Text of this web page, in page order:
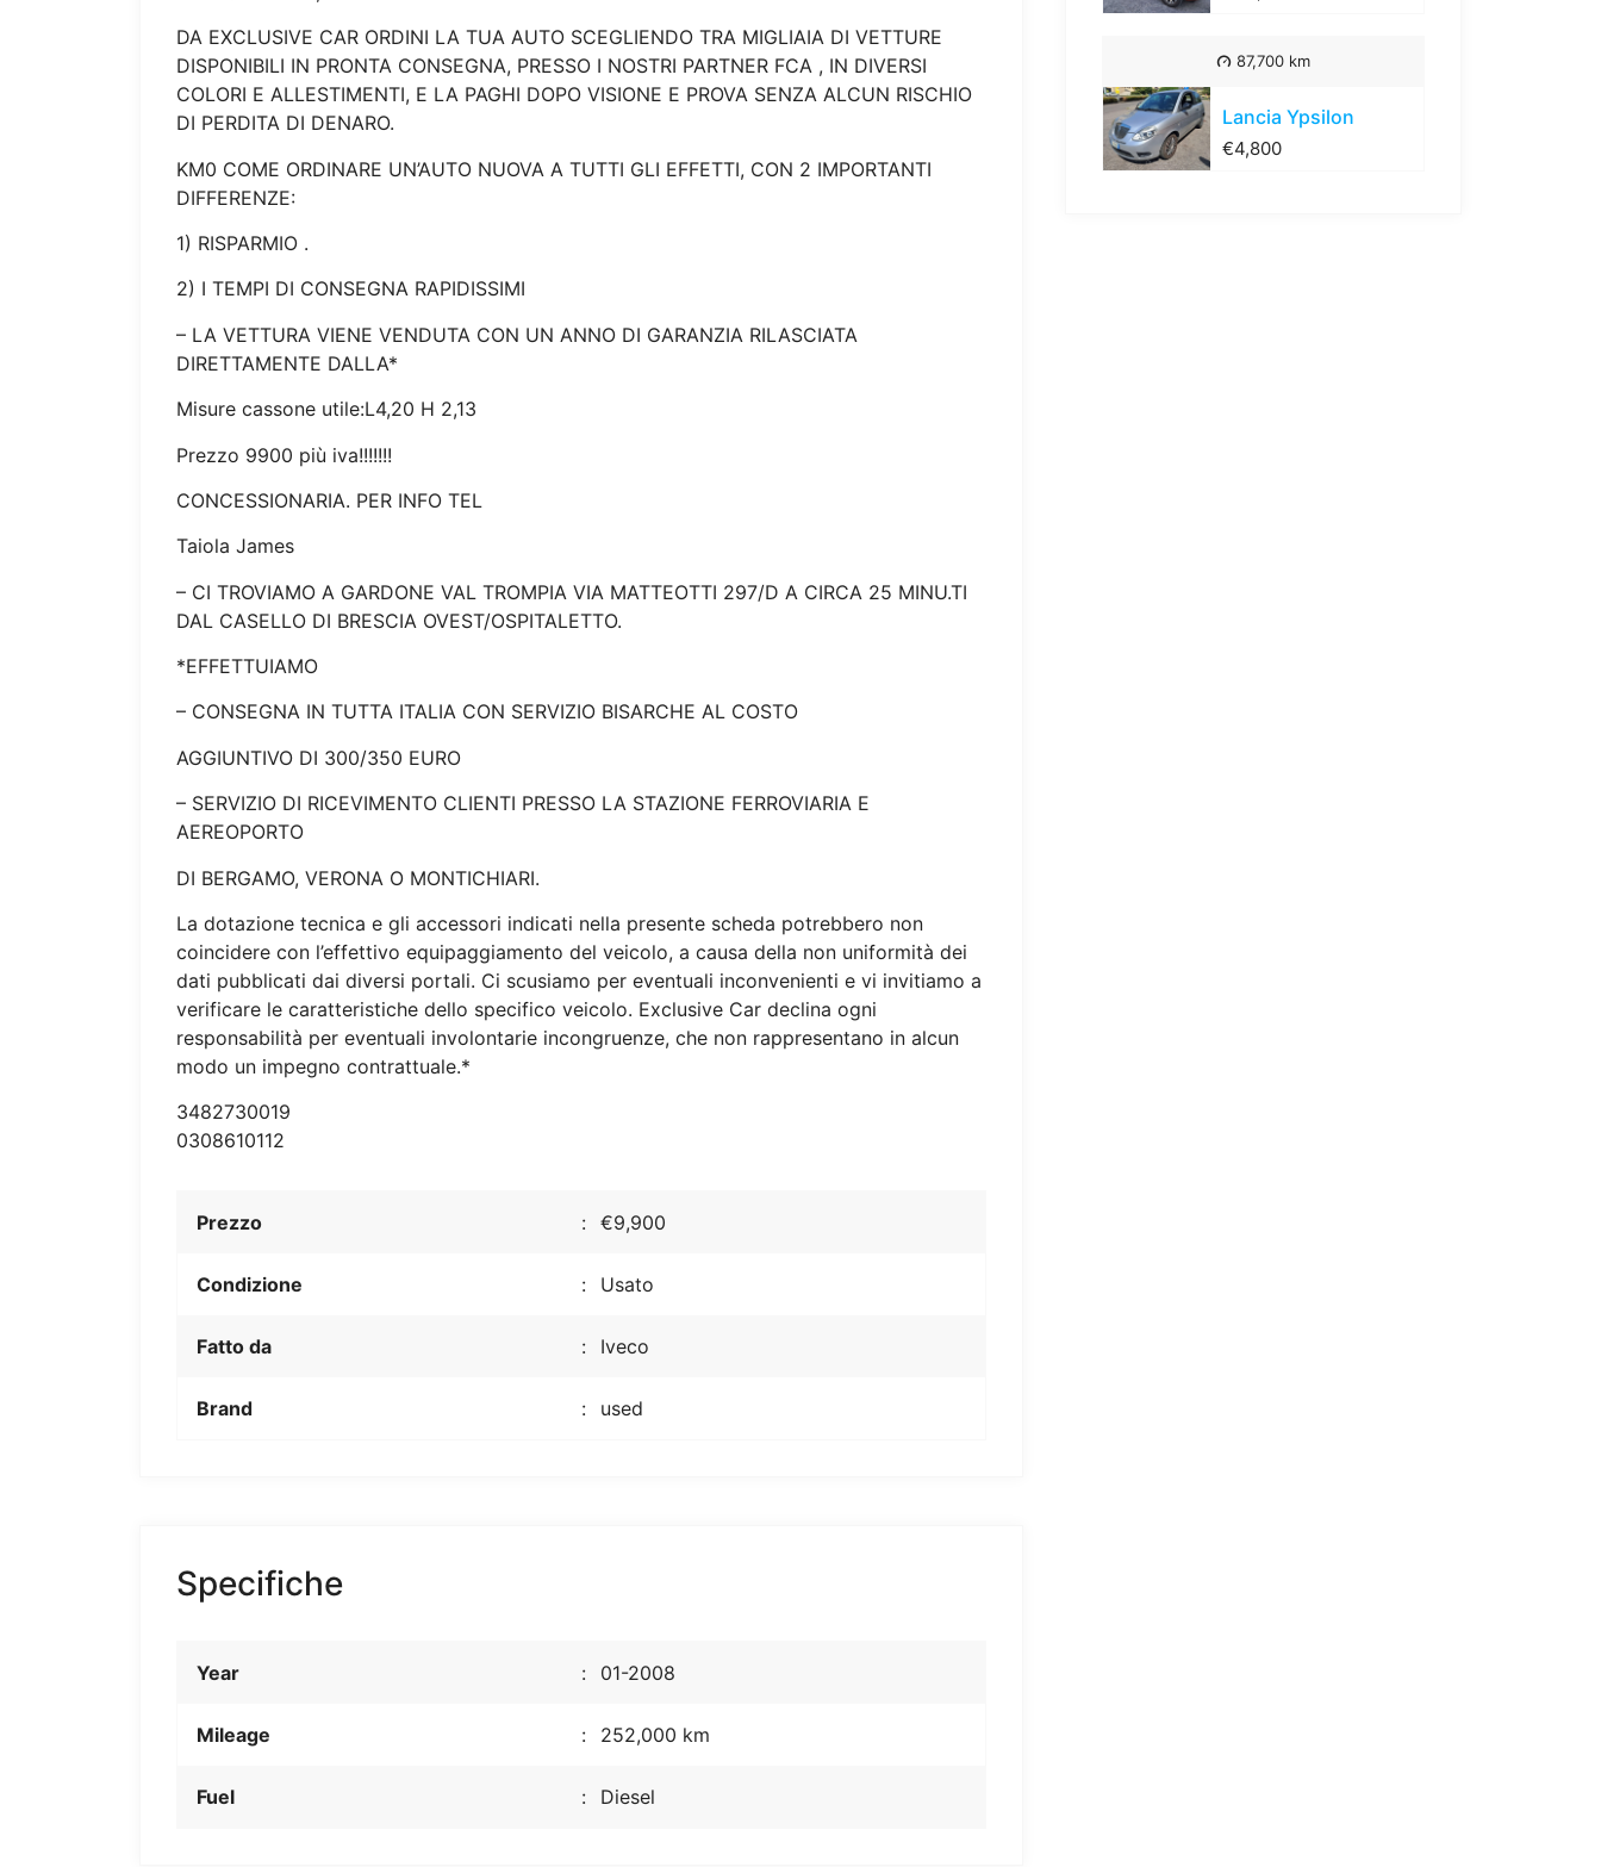
DA EXCLUSIVE CAR ORDINI LA TUA AUTO SCEGLIENDO TRA MIGLIAIA DI VETTURE
DISPONIBILI IN PRONTA CONSEGNA, PRESSO I NOSTRI PARTNER FCA , IN DIVERSI
COLORI E ALLESTIMENTI, E LA PAGHI DOPO VISIONE E PROVA SENZA ALCUN RISCHIO
DI PERDITA DI DENARO.
KM0 COME ORDINARE UN’AUTO NUOVA A TUTTI GLI EFFETTI, CON 2 IMPORTANTI
DIFFERENZE:
1) RISPARMIO .
2) I TEMPI DI CONSEGNA RAPIDISSIMI
– LA VETTURA VIENE VENDUTA CON UN ANNO DI GARANZIA RILASCIATA
DIRETTAMENTE DALLA*
Misure cassone utile:L4,20 H 2,13
Prezzo 9900 più iva!!!!!!!
CONCESSIONARIA. PER INFO TEL
Taiola James
– CI TROVIAMO A GARDONE VAL TROMPIA VIA MATTEOTTI 297/D A CIRCA 25 MINU.TI
DAL CASELLO DI BRESCIA OVEST/OSPITALETTO.
*EFFETTUIAMO
– CONSEGNA IN TUTTA ITALIA CON SERVIZIO BISARCHE AL COSTO
AGGIUNTIVO DI 300/350 EURO
– SERVIZIO DI RICEVIMENTO CLIENTI PRESSO LA STAZIONE FERROVIARIA E
AEREOPORTO
DI BERGAMO, VERONA O MONTICHIARI.
La dotazione tecnica e gli accessori indicati nella presente scheda potrebbero non
coincidere con l’effettivo equipaggiamento del veicolo, a causa della non uniformità dei
dati pubblicati dai diversi portali. Ci scusiamo per eventuali inconvenienti e vi invitiamo a
verificare le caratteristiche dello specifico veicolo. Exclusive Car declina ogni
responsabilità per eventuali involontarie incongruenze, che non rappresentano in alcun
modo un impegno contrattuale.*
3482730019
0308610112
Prezzo €9,900
Condizione Usato
Fatto da Iveco
Brand used
Specifiche
Year 01-2008
Mileage 252,000 km
Fuel Diesel
87,700 km
Lancia Ypsilon
€4,800